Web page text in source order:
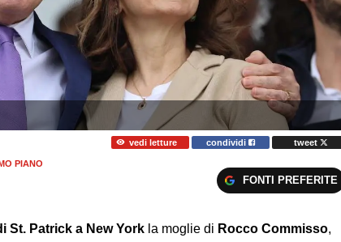
vedi letture condividi tweet
PIANO
FONTI PREFERITE
St. Patrick a New York la moglie di Rocco Commisso,